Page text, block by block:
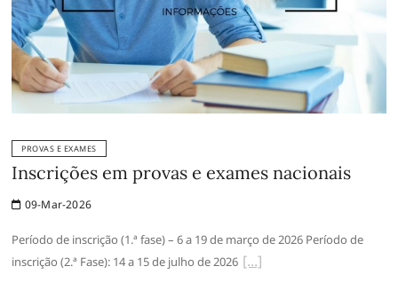
PROVAS E EXAMES
Inscrições em provas e exames nacionais
09-Mar-2026
Período de inscrição (1.ª fase) – 6 a 19 de março de 2026 Período de
inscrição (2.ª Fase): 14 a 15 de julho de 2026